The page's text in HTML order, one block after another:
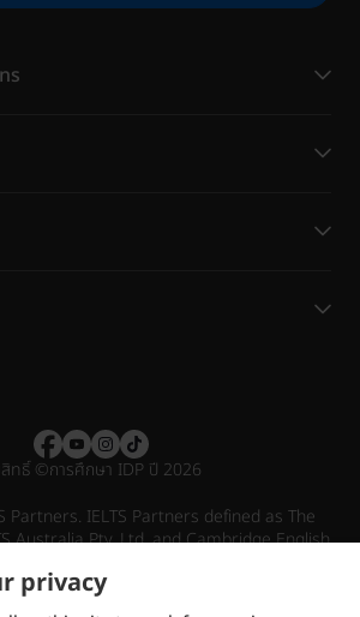
ทธิ์©การศึกษา IDP ปี 2026
Partners. IELTS Partners defined as The
Australia Pty. Ltd. and Cambridge English
of use Privacy policy Disclaimer
privacy